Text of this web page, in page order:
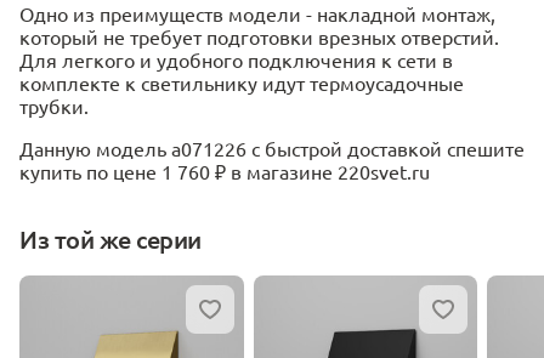
Одно из преимуществ модели - накладной монтаж,
который не требует подготовки врезных отверстий.
Для легкого и удобного подключения к сети в
комплекте к светильнику идут термоусадочные
трубки.
Данную модель a071226 с быстрой доставкой спешите
купить по цене 1 760 ₽ в магазине 220svet.ru
Из той же серии